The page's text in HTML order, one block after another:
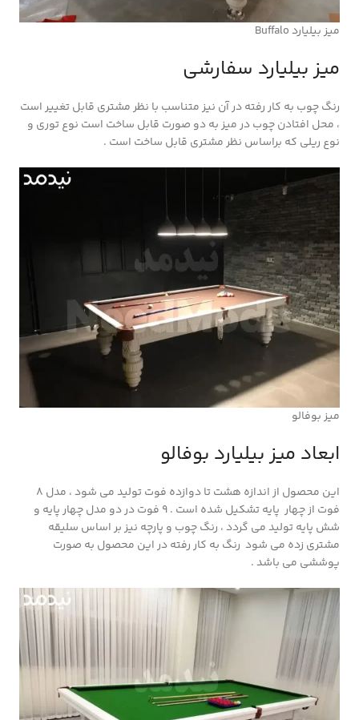
میز بیلیارد Buffalo
میز بیلیارد سفارشی
رنگ چوب به کار رفته در آن نیز متناسب با نظر مشتری قابل تغییر است
، محل افتادن چوب در میز به دو صورت قابل ساخت است نوع توری و
نوع ریلی که براساس نظر مشتری قابل ساخت است .
میز بوفالو
ابعاد میز بیلیارد بوفالو
این محصول از اندازه هشت تا دوازده فوت تولید می شود ، مدل 8
فوت از چهار پایه تشکیل شده است . 9 فوت در دو مدل چهار پایه و
شش پایه تولید می گردد ، رنگ چوب و پارچه نیز بر اساس سلیقه
مشتری زده می شود رنگ به کار رفته در این محصول به صورت
پوششی می باشد .